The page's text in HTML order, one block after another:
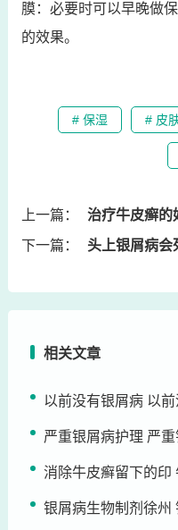
膜：必要时可以早晚做
的效果。
# 保湿 # 皮
上一篇：
治疗牛皮癣的
下一篇：
头上银屑病会
相关文章
以前没有银屑病 以
严重银屑病护理 严
消除牛皮癣留下的印
银屑病生物制剂徐州